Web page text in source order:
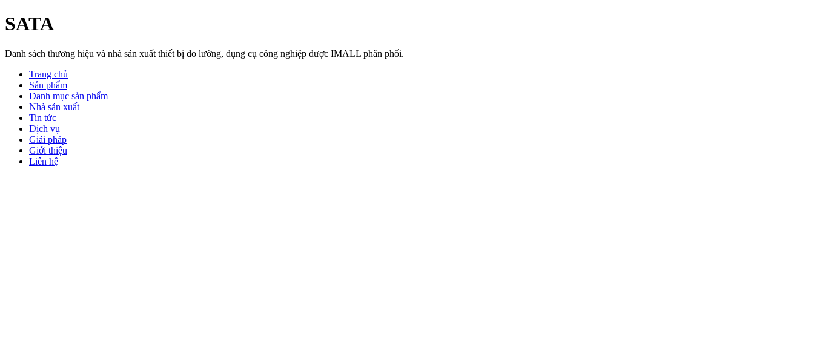
SATA
Danh sách thương hiệu và nhà sản xuất thiết bị đo lường, dụng cụ công nghiệp được IMALL phân phối.
Trang chủ
Sản phẩm
Danh mục sản phẩm
Nhà sản xuất
Tin tức
Dịch vụ
Giải pháp
Giới thiệu
Liên hệ